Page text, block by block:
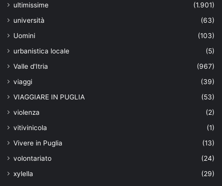
ultimissime
(1.901)
università
(63)
Uomini
(103)
urbanistica locale
(5)
Valle d'Itria
(967)
viaggi
(39)
VIAGGIARE IN PUGLIA
(53)
violenza
(2)
vitivinicola
(1)
Vivere in Puglia
(13)
volontariato
(24)
xylella
(29)